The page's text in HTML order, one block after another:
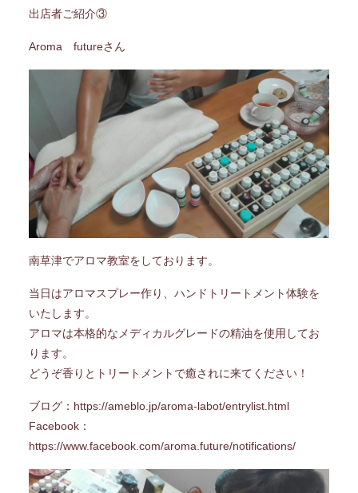
出店者ご紹介③
Aroma futureさん
南草津でアロマ教室をしております。
当日はアロマスプレー作り、ハンドトリートメント体験を
いたします。
アロマは本格的なメディカルグレードの精油を使用してお
ります。
どうぞ香りとトリートメントで癒されに来てください！
ブログ： https://ameblo.jp/aroma-labot/entrylist.html
Facebook：
https://www.facebook.com/aroma.future/notifications/